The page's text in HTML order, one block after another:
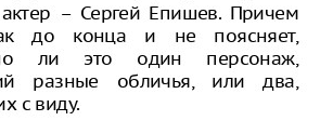
– Сергей Епишев. Причем
до конца и не поясняет,
ли это один персонаж,
разные обличья, или два,
с виду.